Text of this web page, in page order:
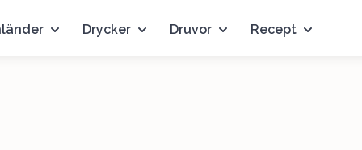
Drycker Druvor Recept